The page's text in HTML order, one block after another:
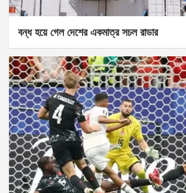
বন্ধ হয়ে গেল দেশের একমাত্র সচল রাডার